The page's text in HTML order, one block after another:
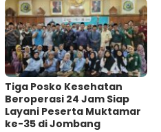
Tiga Posko Kesehatan
Beroperasi 24 Jam Siap
Layani Peserta Muktamar
ke-35 di Jombang